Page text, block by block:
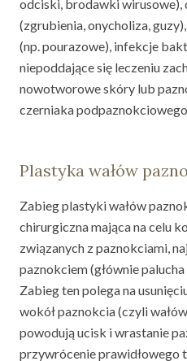
odciski, brodawki wirusowe),
(zgrubienia, onycholiza,
(np. pourazowe), infekcje
niepoddające się leczeniu
nowotworowe skóry lub
czerniaka
Plastyka wałów
Zabieg plastyki wałów
chirurgiczna mająca na celu
związanych z paznokciami,
paznokciem (głównie
Zabieg ten polega na
wokół paznokcia (czyli
powodują ucisk i wrastanie
przywrócenie prawidłowego